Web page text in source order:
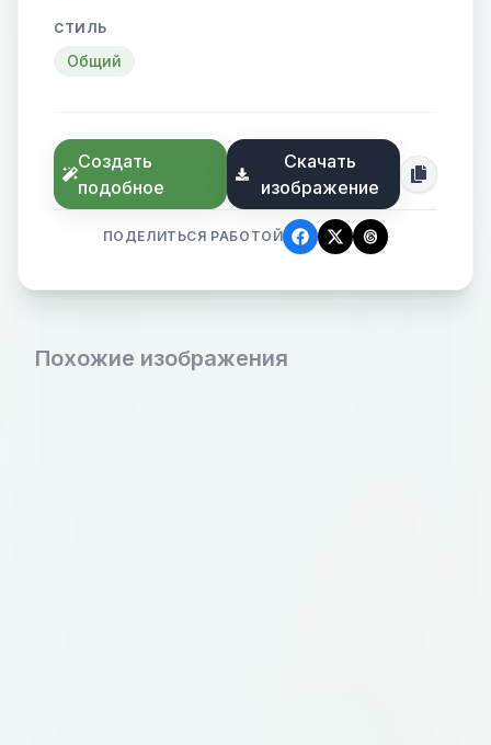
СТИЛЬ
Общий
Создать
подобное
Скачать
изображение
ПОДЕЛИТЬСЯ РАБОТОЙ
Похожие изображения